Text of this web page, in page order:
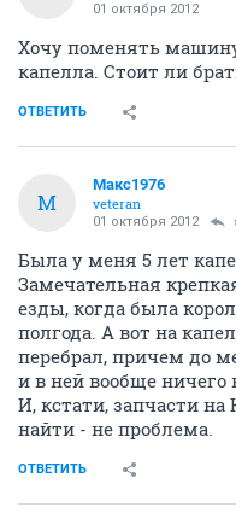
01 октября 2012
Хочу поменять
капелла. Стоит ли
ОТВЕТИТЬ
М
Макс1976
veteran
01 октября 2012
Была у меня 5 лет
Замечательная
езды, когда была
полгода. А вот на
перебрал, причем до
и в ней вообще ничего
И, кстати, запчасти
найти - не проблема.
ОТВЕТИТЬ